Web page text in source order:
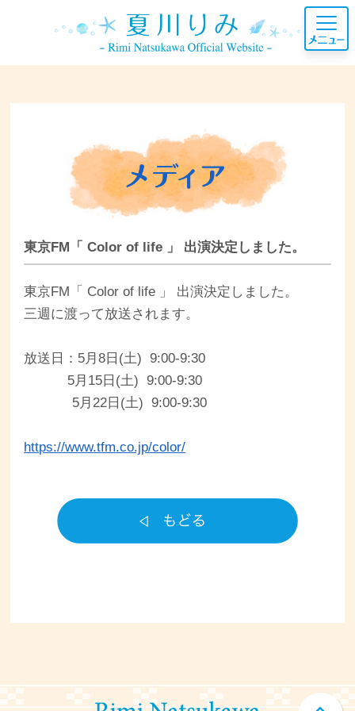
東京FM「 Color of life 」 出演決定しました。
東京FM「 Color of life 」 出演決定しました。
三週に渡って放送されます。
放送日：5月8日(土) 9:00-9:30
5月15日(土) 9:00-9:30
5月22日(土) 9:00-9:30
https://www.tfm.co.jp/color/